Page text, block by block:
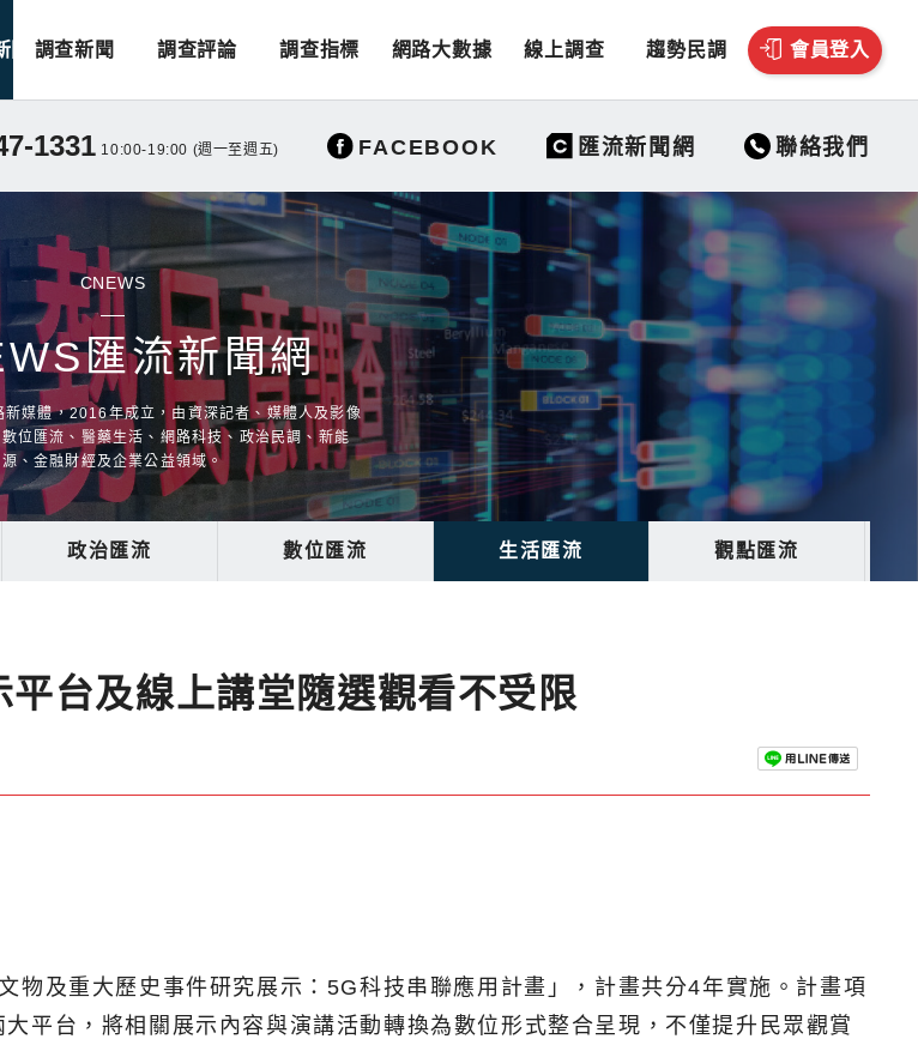
聞 調查新聞 調查評論 調查指標 網路大數據 線上調查 趨勢民調 會員登入
1331 10:00-19:00 (週一至週五) FACEBOOK 匯流新聞網 聯絡我們
CNEWS
匯流新聞網
新媒體，2016年成立，由資深記者、媒體人及影像
位匯流、醫藥生活、網路科技、政治民調、新能
源、金融財經及企業公益領域。
政治匯流 數位匯流 生活匯流 觀點匯流
台及線上講堂隨選觀看不受限
物及重大歷史事件研究展示：5G科技串聯應用計畫」，計畫共分4年實施。計畫項
平台，將相關展示內容與演講活動轉換為數位形式整合呈現，不僅提升民眾觀賞